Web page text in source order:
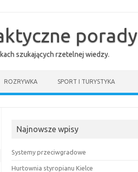
porady
szukających rzetelnej wiedzy.
ROZRYWKA SPORT I TURYSTYKA
Najnowsze wpisy
Systemy przeciwgradowe
Hurtownia styropianu Kielce